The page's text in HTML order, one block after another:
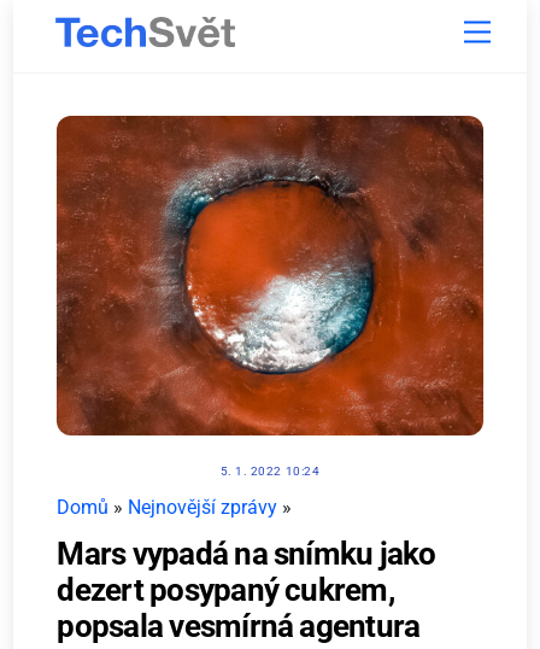
Menu
5. 1. 2022 10:24
Domů » Nejnovější zprávy »
Mars vypadá na snímku jako
dezert posypaný cukrem,
popsala vesmírná agentura